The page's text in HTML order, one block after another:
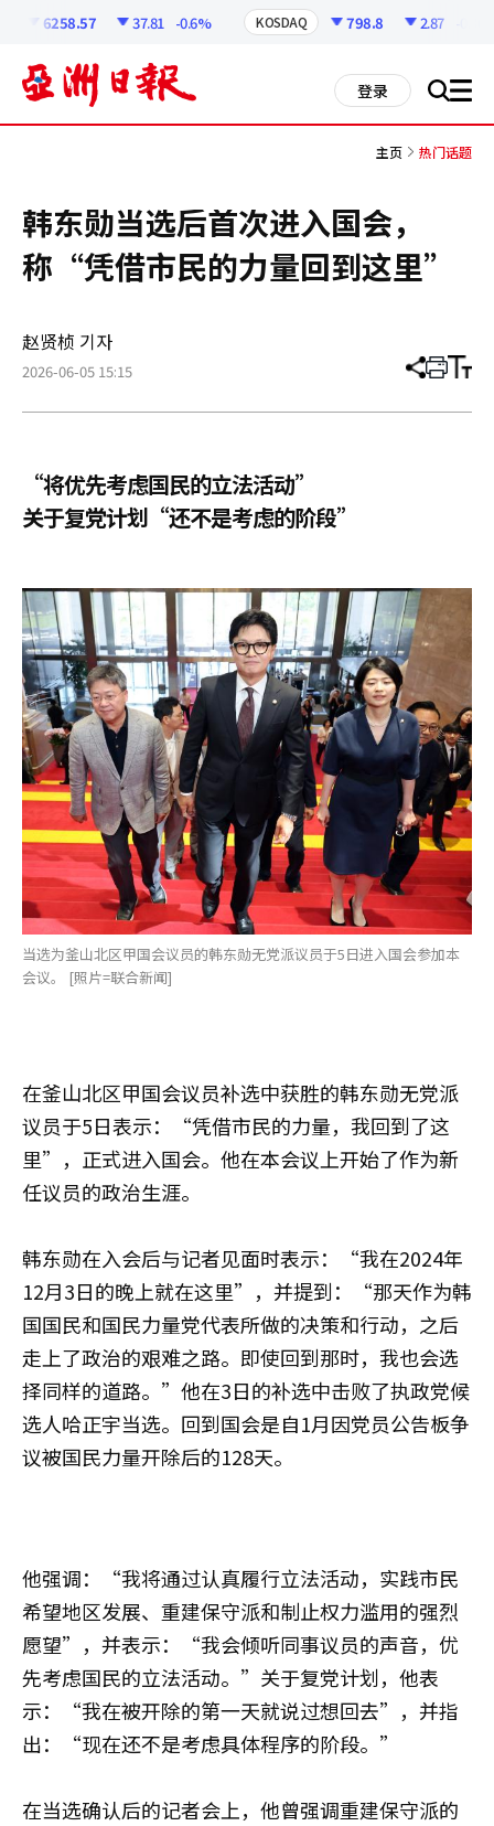
6258.57 37.81 -0.6% KOSDAQ 798.8 2.87
登录 搜 all
主页 热门话题
韩东勋当选后首次进入国会，
称“凭借市民的力量回到这里”
赵贤桢 기자
2026-06-05 15:15 分
章
打 调
小
“将优先考虑国民的立法活动”
关于复党计划“还不是考虑的阶段”
当选为釜山北区甲国会议员的韩东勋无党派议员于5日进入国会参加本
会议。 [照片=联合新闻]
在釜山北区甲国会议员补选中获胜的韩东勋无党派
议员于5日表示：“凭借市民的力量，我回到了这
里”，正式进入国会。他在本会议上开始了作为新
任议员的政治生涯。
韩东勋在入会后与记者见面时表示：“我在2024年
12月3日的晚上就在这里”，并提到：“那天作为韩
国国民和国民力量党代表所做的决策和行动，之后
走上了政治的艰难之路。即使回到那时，我也会选
择同样的道路。”他在3日的补选中击败了执政党候
选人哈正宇当选。回到国会是自1月因党员公告板争
议被国民力量开除后的128天。
他强调：“我将通过认真履行立法活动，实践市民
希望地区发展、重建保守派和制止权力滥用的强烈
愿望”，并表示：“我会倾听同事议员的声音，优
先考虑国民的立法活动。”关于复党计划，他表
示：“我在被开除的第一天就说过想回去”，并指
出：“现在还不是考虑具体程序的阶段。”
在当选确认后的记者会上，他曾强调重建保守派的